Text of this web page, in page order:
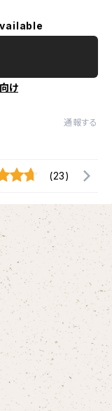
け
通報する
(23)